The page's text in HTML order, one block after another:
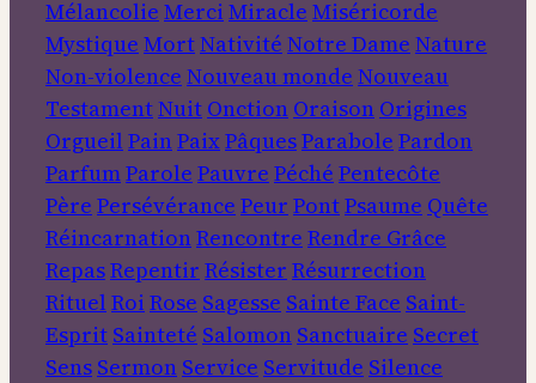
Mélancolie Merci Miracle Miséricorde
Mystique MortNativité Notre Dame Nature
Non-violence Nouveau monde Nouveau
TestamentNuit Onction Oraison Origines
Orgueil PainPaixPâquesParabole Pardon
ParfumParole Pauvre Péché Pentecôte
Père Persévérance Peur PontPsaume Quête
RéincarnationRencontre Rendre Grâce
RepasRepentir Résister Résurrection
Rituel Roi Rose Sagesse Sainte Face Saint-
Esprit Sainteté Salomon Sanctuaire Secret
Sens Sermon Service Servitude Silence